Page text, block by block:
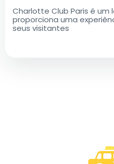
Charlotte Club Paris é um
proporciona uma
seus visitantes